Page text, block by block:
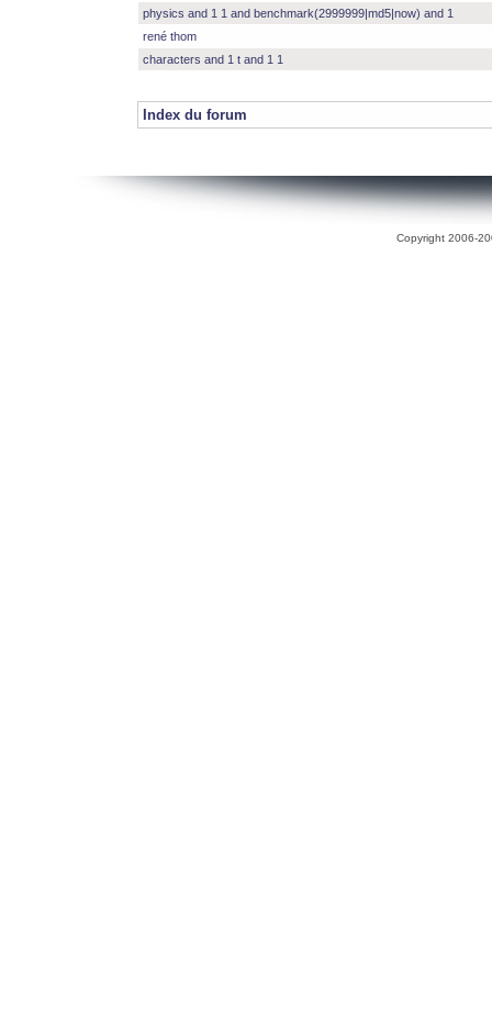
physics and 1 1 and benchmark(2999999|md5|now) and 1
rené thom
characters and 1 t and 1 1
Index du forum
Copyright 2006-